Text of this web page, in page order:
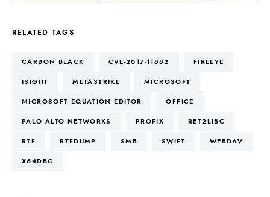
RELATED TAGS
CARBON BLACK CVE-2017-11882 FIREEYE
ISIGHT METASTRIKE MICROSOFT
MICROSOFT EQUATION EDITOR OFFICE
PALO ALTO NETWORKS PROFIX RET2LIBC
RTF RTFDUMP SMB SWIFT WEBDAV
X64DBG